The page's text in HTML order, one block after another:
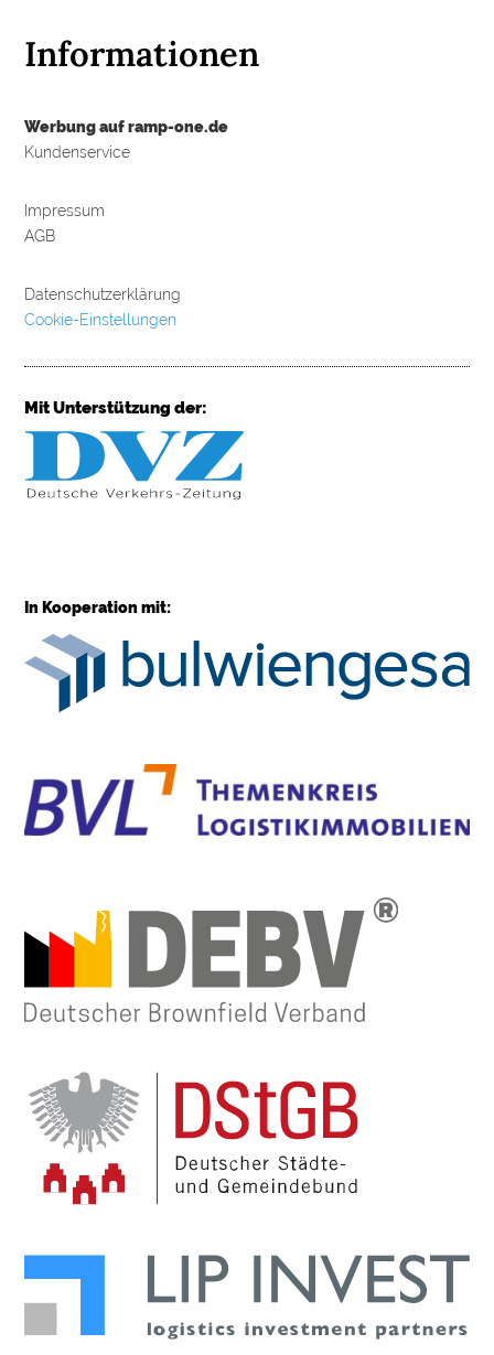
Informationen
Werbung auf ramp-one.de
Kundenservice
Impressum
AGB
Datenschutzerklärung
Cookie-Einstellungen
Mit Unterstützung der:
In Kooperation mit: